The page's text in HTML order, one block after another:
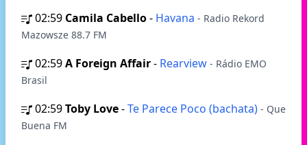
02:59 Camila Cabello- Havana - Radio Rekord
Mazowsze 88.7 FM
02:59A Foreign Affair- Rearview - Rádio EMO
Brasil
02:59Toby Love-Te Parece Poco (bachata) - Que
Buena FM